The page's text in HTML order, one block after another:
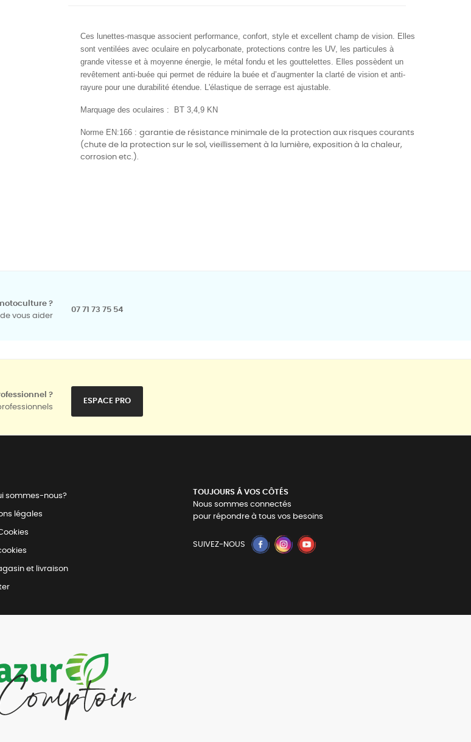
Ces lunettes-masque associent performance, confort, style et excellent champ de vision. Elles
sont ventilées avec oculaire en polycarbonate, protections contre les UV, les particules à
grande vitesse et à moyenne énergie, le métal fondu et les gouttelettes. Elles possèdent un
revêtement anti-buée qui permet de réduire la buée et d’augmenter la clarté de vision et anti-
rayure pour une durabilité étendue. L'élastique de serrage est ajustable.
Marquage des oculaires : BT 3,4,9 KN
Norme EN:166 : garantie de résistance minimale de la protection aux risques courants
(chute de la protection sur le sol, vieillissement à la lumière, exposition à la chaleur,
corrosion etc.).
?
vous aider
07 71 73 75 54
?
ESPACE PRO
sommes-nous?
légales
et livraison
TOUJOURS Á VOS CÔTÉS
Nous sommes connectés
pour répondre à tous vos besoins
SUIVEZ-NOUS